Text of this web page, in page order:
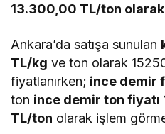
13.300,00 TL/ton
Ankara’da satışa sunulan
TL/kg ve ton olarak
fiyatlanırken; ince demir
ton ince demir ton fiyatı
TL/ton olarak işlem